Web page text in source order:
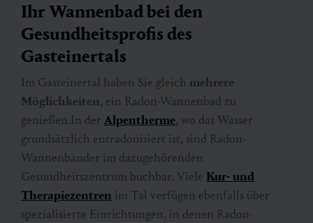
Ihr Wannenbad bei den
Gesundheitsprofis des
Gasteinertals
Im Gasteinertal haben Sie gleich mehrere
Möglichkeiten, ein Radon-Wannenbad zu
genießen.In der Alpentherme, wo das Wasser
grundsätzlich entradonisiert ist, sind Radon-
Wannenbänder im dazugehörenden
Gesundheitszentrum buchbar. Viele Kur- und
Therapiezentren im Tal verfügen ebenfalls über
spezialisierte Einrichtungen, in denen Radon-